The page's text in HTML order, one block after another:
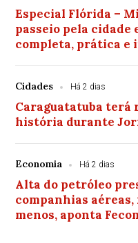
Especial Flórida –
passeio pela cidade
completa, prática e
Cidades Há 2 dias
Caraguatatuba
história durante
Economia Há 2 dias
Alta do petróleo
companhias aéreas,
menos, aponta